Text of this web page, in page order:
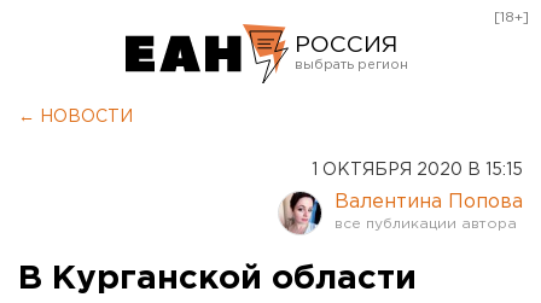
РОССИЯ
Курган
Оренбург
[18+]
← НОВОСТИ
1 ОКТЯБРЯ 2020 В 15:15
Валентина Попова
В Курганской области